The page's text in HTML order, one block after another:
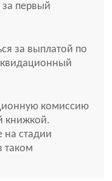
за первый
за выплатой по
комиссию
книжкой.
на стадии
таком